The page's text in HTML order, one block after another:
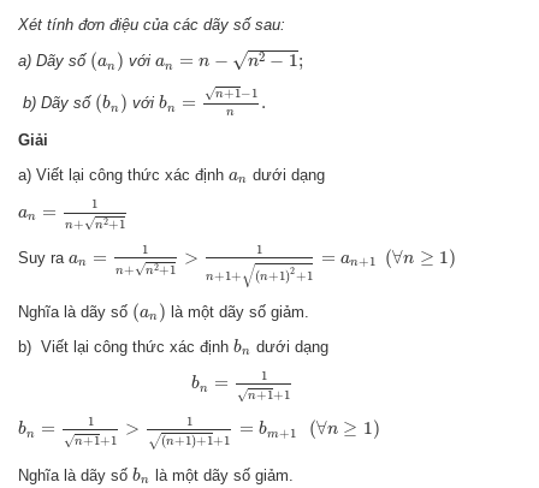
Xét tính đơn điệu của các dãy số sau:
a) Dãy số (an )
( ) với an = n − √n2 − 1;
;
b) Dãy số (bn )
(b ) với bn = √n+1−1
n .
1−1n .
Giải
a) Viết lại công thức xác định an
a dưới dạng
an = 1
n+√n2+1
2
Suy ra an = 1
n+√n2+1
> 1
n+1+√(n+1)2+1
= an+1 (∀n ≥ 1)
2 1 1
Nghĩa là dãy số (an )
( ) là một dãy số giảm.
b) Viết lại công thức xác định bn
b dưới dạng
bn =
1
√n+1+1
b +
bn =
1
√n+1+1
>
1
√(n+1)+1+1
= bm+1 (∀n ≥ 1)
b + 1 1 1)
Nghĩa là dãy số bn
b là một dãy số giảm.